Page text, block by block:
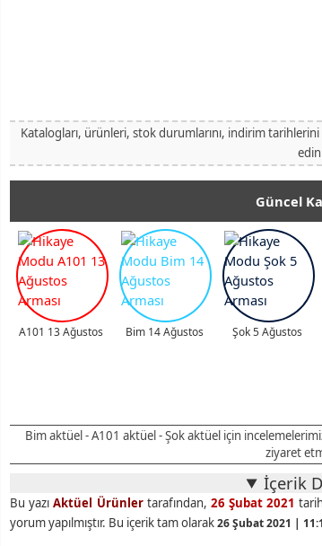
Katalogları, ürünleri, stok durumlarını, indirim
Güncel
A101 13 Ağustos Bim 14 Ağustos Şok 5 Ağustos
Bim aktüel - A101 aktüel - Şok aktüel için
ziyaret
İçerik
Bu yazıAktüel Ürünlertarafından, 26 Şubat 2021
yorum yapılmıştır. Bu içerik tam olarak26 Şubat 2021 |